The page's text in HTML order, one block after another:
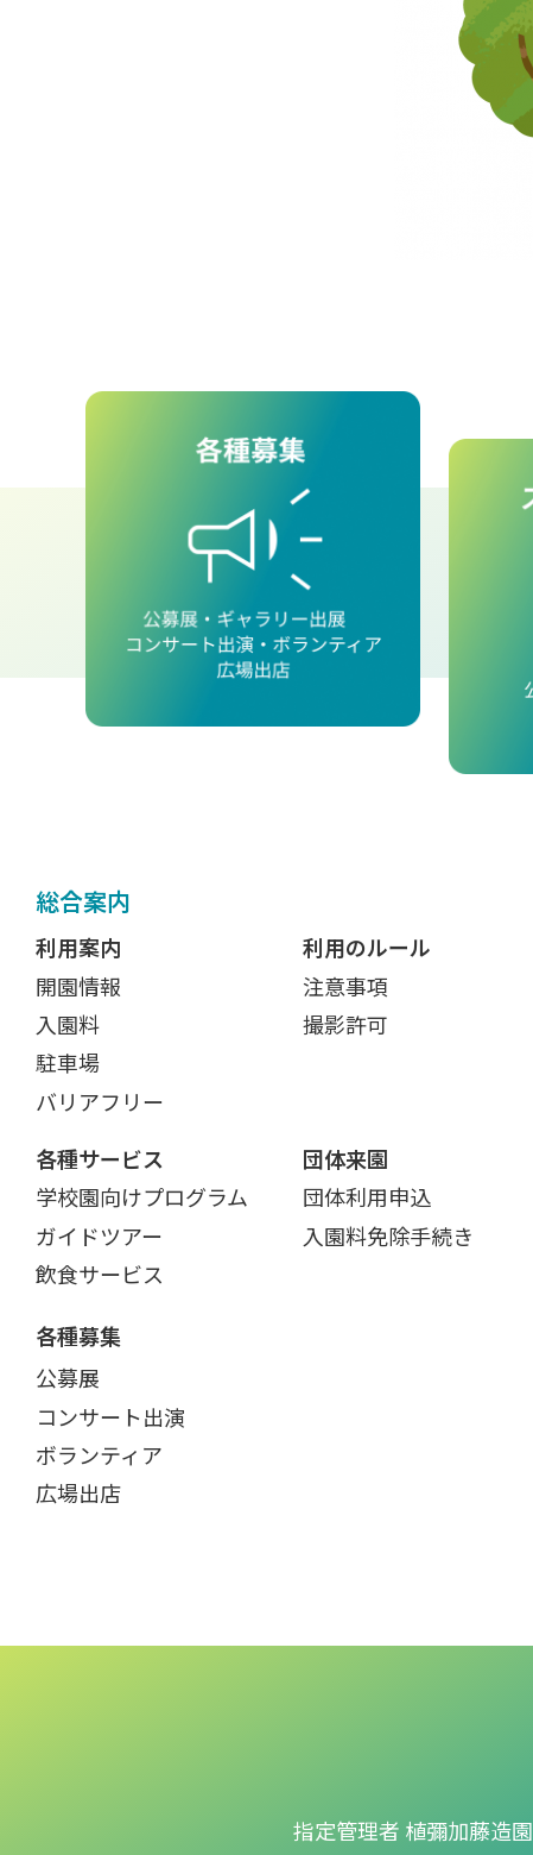
総合案内
利用案内
開園情報
入園料
駐車場
バリアフリー
利用のルール
注意事項
撮影許可
各種サービス
学校園向けプログラム
ガイドツアー
飲食サービス
団体来園
団体利用申込
入園料免除手続き
各種募集
公募展
コンサート出演
ボランティア
広場出店
指定管理者 植彌加藤造園